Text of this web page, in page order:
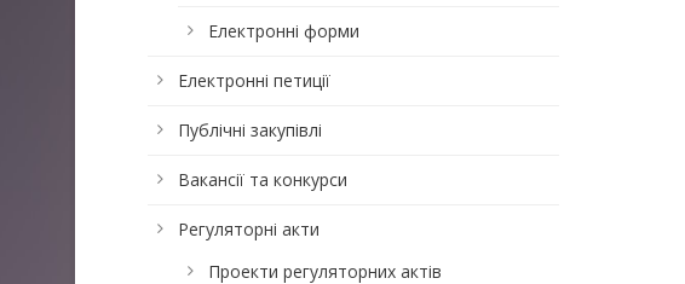
Електронні форми
Електронні петиції
Публічні закупівлі
Вакансії та конкурси
Регуляторні акти
Проекти регуляторних актів